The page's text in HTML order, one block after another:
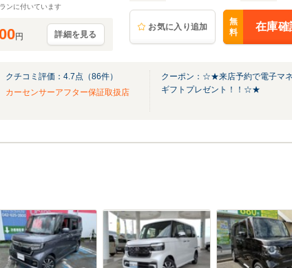
ンに付いています
円 詳細を見る
お気に入り追加
無
料
在庫確
クチコミ評価： 4.7点（86件）
カーセンサーアフター保証取扱店
クーポン：☆★来店予約で電子マ
ギフトプレゼント！！☆★